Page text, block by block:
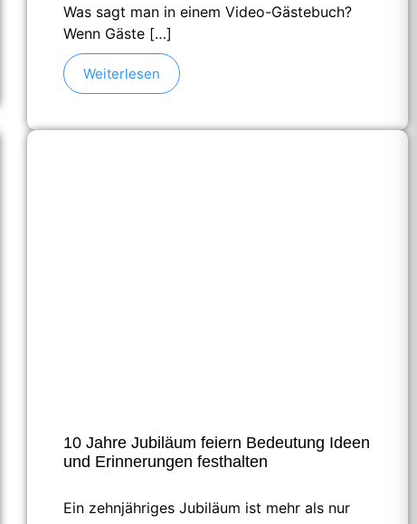
Was sagt man in einem Video-Gästebuch?
Wenn Gäste […]
Weiterlesen
10 Jahre Jubiläum feiern Bedeutung Ideen
und Erinnerungen festhalten
Ein zehnjähriges Jubiläum ist mehr als nur